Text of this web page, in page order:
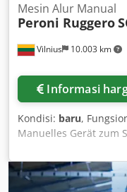
Vilnius 10.003 km
Mesin Alur Manual
Peroni Ruggero
Informasi
Kondisi: baru,
Manuelles Gerät zum
Kartonzuschnitten
förmigen Nuten.
Kleinserien. Chsdpfx